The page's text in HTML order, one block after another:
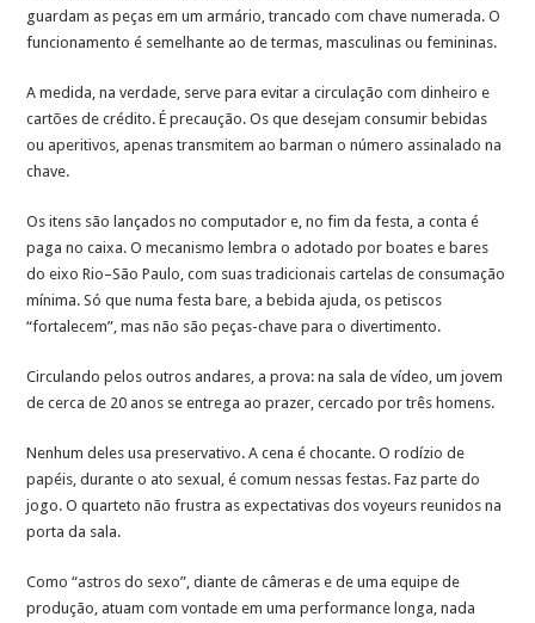
guardam as peças em um armário, trancado com chave numerada. O
funcionamento é semelhante ao de termas, masculinas ou femininas.
A medida, na verdade, serve para evitar a circulação com dinheiro e
cartões de crédito. É precaução. Os que desejam consumir bebidas
ou aperitivos, apenas transmitem ao barman o número assinalado na
chave.
Os itens são lançados no computador e, no fim da festa, a conta é
paga no caixa. O mecanismo lembra o adotado por boates e bares
do eixo Rio–São Paulo, com suas tradicionais cartelas de consumação
mínima. Só que numa festa bare, a bebida ajuda, os petiscos
“fortalecem”, mas não são peças-chave para o divertimento.
Circulando pelos outros andares, a prova: na sala de vídeo, um jovem
de cerca de 20 anos se entrega ao prazer, cercado por três homens.
Nenhum deles usa preservativo. A cena é chocante. O rodízio de
papéis, durante o ato sexual, é comum nessas festas. Faz parte do
jogo. O quarteto não frustra as expectativas dos voyeurs reunidos na
porta da sala.
Como “astros do sexo”, diante de câmeras e de uma equipe de
produção, atuam com vontade em uma performance longa, nada